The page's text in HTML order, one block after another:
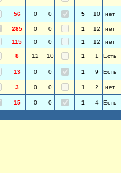
56 0 0 5 10 нет
285 0 0 1 12
нет
115 0 0 1 12 нет
8 12 10 1 1 Есть
13 0 0 1 9 Есть
3 0 0 1 2 нет
15 0 0 1 4 Есть